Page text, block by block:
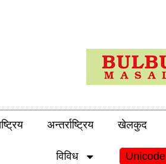
अन्तर्राष्ट्रिय खेलकुद
विविध Unicode